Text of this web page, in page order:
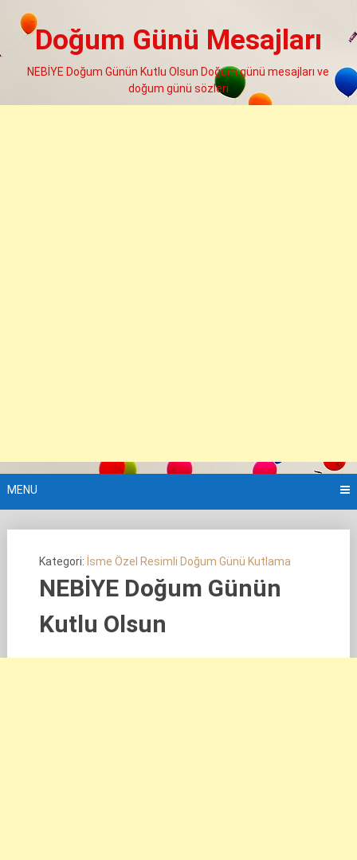
Doğum Günü Mesajları
NEBİYE Doğum Günün Kutlu Olsun Doğum günü mesajları ve
doğum günü sözleri
MENU
Kategori: İsme Özel Resimli Doğum Günü Kutlama
NEBİYE Doğum Günün
Kutlu Olsun